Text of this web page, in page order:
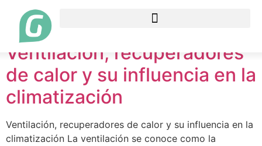
Etiqueta: ventilación
Ventilación, recuperadores
de calor y su influencia en la
climatización
Ventilación, recuperadores de calor y su influencia en la
climatización La ventilación se conoce como la